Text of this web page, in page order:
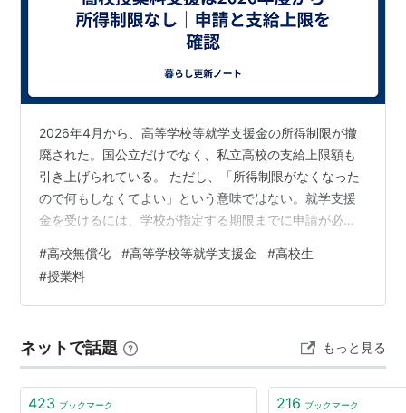
2026年4月から、高等学校等就学支援金の所得制限が撤
廃された。国公立だけでなく、私立高校の支給上限額も
引き上げられている。 ただし、「所得制限がなくなった
ので何もしなくてよい」という意味ではない。就学支援
金を受けるには、学校が指定する期限までに申請が必要
記事では、2026年7月18日時点の文部科学省と都道府県
の公式案内を基に、対象者、支給上限、申請方法、高校
生等奨学給付金との違いを整理する。 この記事の要点
廃された 支給上限は、公立高校全日制等が年11万8,800
円、私立高校全日制等が…
#高校無償化 #高等学校等就学支援金 #高校生
#授業料
ネットで話題 もっと見る
423 ブックマーク 216 ブックマーク